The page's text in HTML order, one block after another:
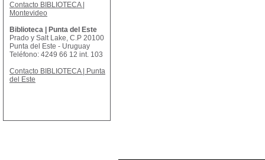
Contacto BIBLIOTECA |
Montevideo
Biblioteca | Punta del Este
Prado y Salt Lake, C.P 20100
Punta del Este - Uruguay
Teléfono: 4249 66 12 int. 103
Contacto BIBLIOTECA | Punta
del Este